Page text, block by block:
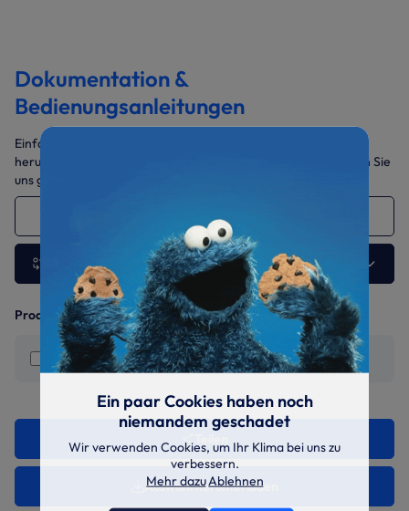
Dokumentation &
Bedienungsanleitungen
Einfach die benötigten Dokumente auswählen und gesammelt
herunterladen. Sollten Sie weitere Daten benötigen, sprechen Sie
uns gerne jederzeit an.
S-WU.2300 157 kW
Andere Ausführung wählen
Produktinformationen
Montage- und Betriebsanleitung
Auswahl herunterladen
Ein paar Cookies haben noch
niemandem geschadet
Wir verwenden Cookies, um Ihr Klima bei uns zu
verbessern.
Mehr dazuAblehnen